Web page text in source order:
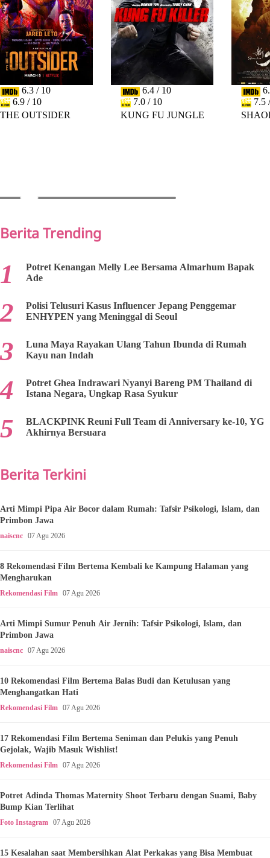
6.3 / 10
6.9 / 10
THE OUTSIDER
6.4 / 10
7.0 / 10
KUNG FU JUNGLE
7.5
Berita Trending
Potret Kenangan Melly Lee Bersama Almarhum Bapak
Ade
Polisi Telusuri Kasus Influencer Jepang Penggemar
ENHYPEN yang Meninggal di Seoul
Luna Maya Rayakan Ulang Tahun Ibunda di Rumah
Kayu nan Indah
Potret Ghea Indrawari Nyanyi Bareng PM Thailand di
Istana Negara, Ungkap Rasa Syukur
BLACKPINK Reuni Full Team di Anniversary ke-10, YG
Akhirnya Bersuara
Berita Terkini
Arti Mimpi Pipa Air Bocor dalam Rumah: Tafsir Psikologi, Islam, dan
Primbon Jawa
naiscnc 07 Agu 2026
8 Rekomendasi Film Bertema Kembali ke Kampung Halaman yang
Mengharukan
Rekomendasi Film 07 Agu 2026
Arti Mimpi Sumur Penuh Air Jernih: Tafsir Psikologi, Islam, dan
Primbon Jawa
naiscnc 07 Agu 2026
10 Rekomendasi Film Bertema Balas Budi dan Ketulusan yang
Menghangatkan Hati
Rekomendasi Film 07 Agu 2026
17 Rekomendasi Film Bertema Seniman dan Pelukis yang Penuh
Gejolak, Wajib Masuk Wishlist!
Rekomendasi Film 07 Agu 2026
Potret Adinda Thomas Maternity Shoot Terbaru dengan Suami, Baby
Bump Kian Terlihat
Foto Instagram 07 Agu 2026
15 Kesalahan saat Membersihkan Alat Perkakas yang Bisa Membuat